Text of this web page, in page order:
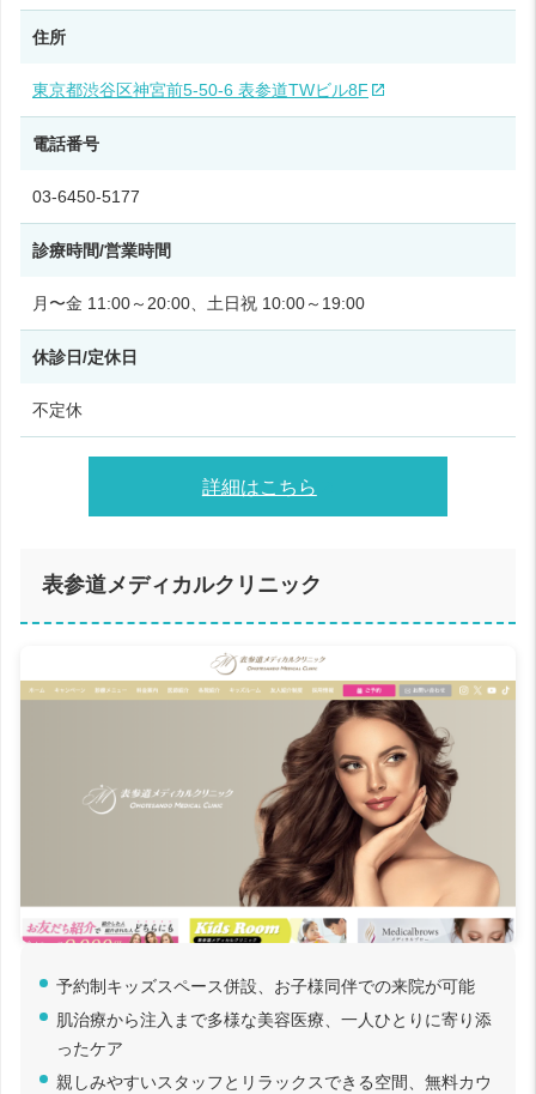
住所
東京都渋谷区神宮前5-50-6 表参道TWビル8F
電話番号
03-6450-5177
診療時間/営業時間
月〜金 11:00～20:00、土日祝 10:00～19:00
休診日/定休日
不定休
詳細はこちら
表参道メディカルクリニック
予約制キッズスペース併設、お子様同伴での来院が可能
肌治療から注入まで多様な美容医療、一人ひとりに寄り添
ったケア
親しみやすいスタッフとリラックスできる空間、無料カウ